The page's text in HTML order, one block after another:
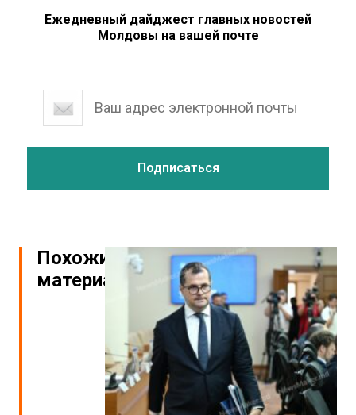
Ежедневный дайджест главных новостей
Молдовы на вашей почте
Похожие
материалы